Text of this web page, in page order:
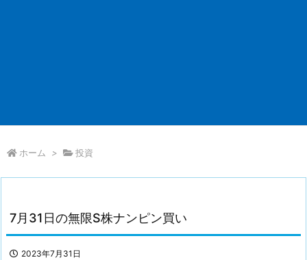
ホーム > 投資
7月31日の無限S株ナンピン買い
2023年7月31日